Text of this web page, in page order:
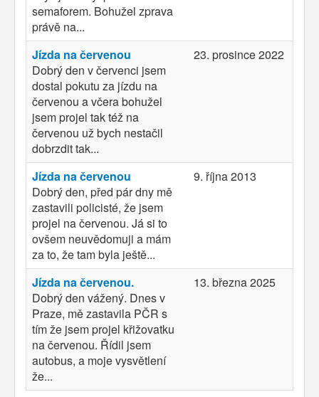
semaforem. Bohužel zprava
právě na...
Jízda na červenou
Dobrý den v červenci jsem
dostal pokutu za jízdu na
červenou a včera bohužel
jsem projel tak též na
červenou už bych nestačil
dobrzdit tak...
23. prosince 2022
Jízda na červenou
Dobrý den, před pár dny mě
zastavili policisté, že jsem
projel na červenou. Já si to
ovšem neuvědomuji a mám
za to, že tam byla ještě...
9. října 2013
Jízda na červenou.
Dobrý den vážený. Dnes v
Praze, mě zastavila PČR s
tím že jsem projel křižovatku
na červenou. Řídil jsem
autobus, a moje vysvětlení
že...
13. března 2025